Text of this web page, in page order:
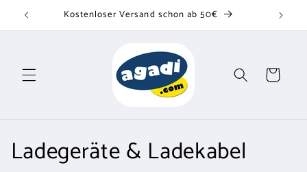
zum Kostenloser Versand schon ab 50€
Warenkorb
K
Ladegeräte & Ladekabel